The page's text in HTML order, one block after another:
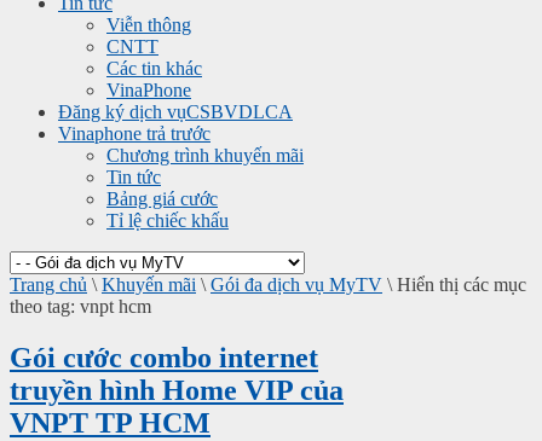
Viễn thông
CNTT
Các tin khác
VinaPhone
Đăng ký dịch vụCSBVDLCA
Vinaphone trả trước
Chương trình khuyến mãi
Tin tức
Bảng giá cước
Tỉ lệ chiếc khấu
Trang chủ \ Khuyến mãi \ Gói đa dịch vụ MyTV \ Hiển thị các mục
theo tag: vnpt hcm
Gói cước combo internet
truyền hình Home VIP của
VNPT TP HCM